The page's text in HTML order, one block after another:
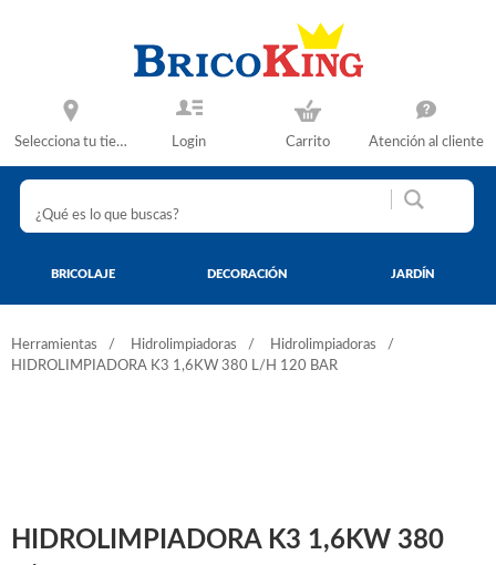
Selecciona tu tienda Login Carrito Atención al cliente
BRICOLAJE DECORACIÓN JARDÍN
Herramientas Hidrolimpiadoras
Hidrolimpiadoras
HIDROLIMPIADORA K3 1,6KW 380 L/H 120 BAR
HIDROLIMPIADORA K3 1,6KW 380